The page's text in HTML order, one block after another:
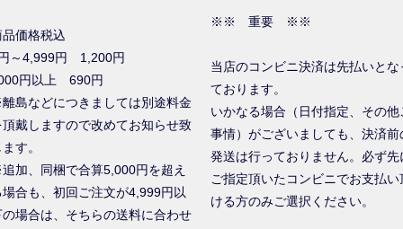
品価格税込
～4,999円 1,200円
円以上 690円
島などにつきましては別途料金
頂戴しますので改めてお知らせ致
す。
加、同梱で合算5,000円を超え
場合も、初回ご注文が4,999円以
の場合は、そちらの送料に合わせ
※※ 重要 ※※
当店のコンビニ決済は先払いとな
ております。
いかなる場合（日付指定、その他
事情）がございましても、決済前
発送は行っておりません。必ず先
ご指定頂いたコンビニでお支払い
ける方のみご選択ください。